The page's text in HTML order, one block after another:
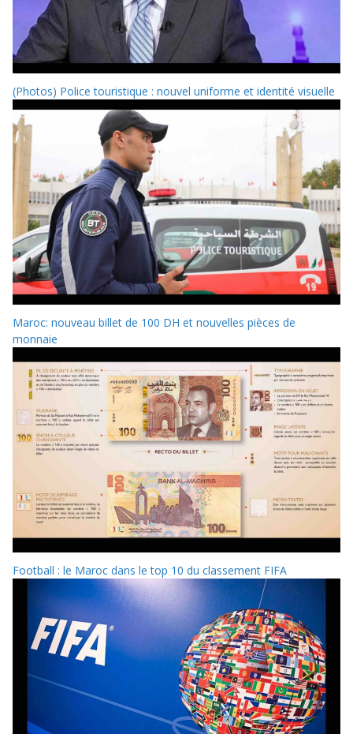
(Photos) Police touristique : nouvel uniforme et identité visuelle
Maroc: nouveau billet de 100 DH et nouvelles pièces de
monnaie
Football : le Maroc dans le top 10 du classement FIFA